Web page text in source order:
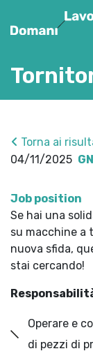
Torna ai
04/11/2025
Job position
Se hai una
su macchine a
nuova sfida,
stai cercando!
Operare e
di pezzi di